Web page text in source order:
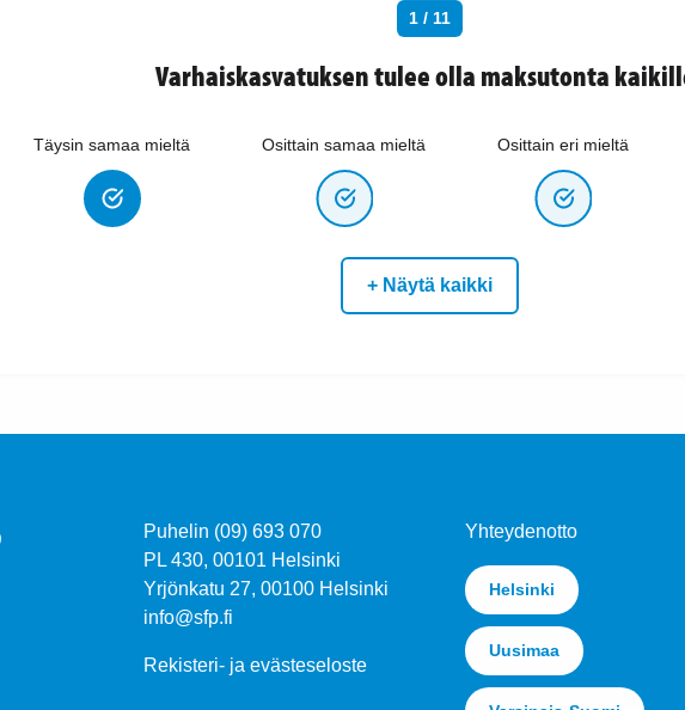
1 / 11
Varhaiskasvatuksen tulee olla maksutonta
Täysin samaa mieltä Osittain samaa mieltä Osittain eri mieltä
+ Näytä kaikki
Puhelin (09) 693 070
PL 430, 00101 Helsinki
Yrjönkatu 27, 00100 Helsinki
info@sfp.fi
Rekisteri- ja evästeseloste
Yhteydenotto
Helsinki
Uusimaa